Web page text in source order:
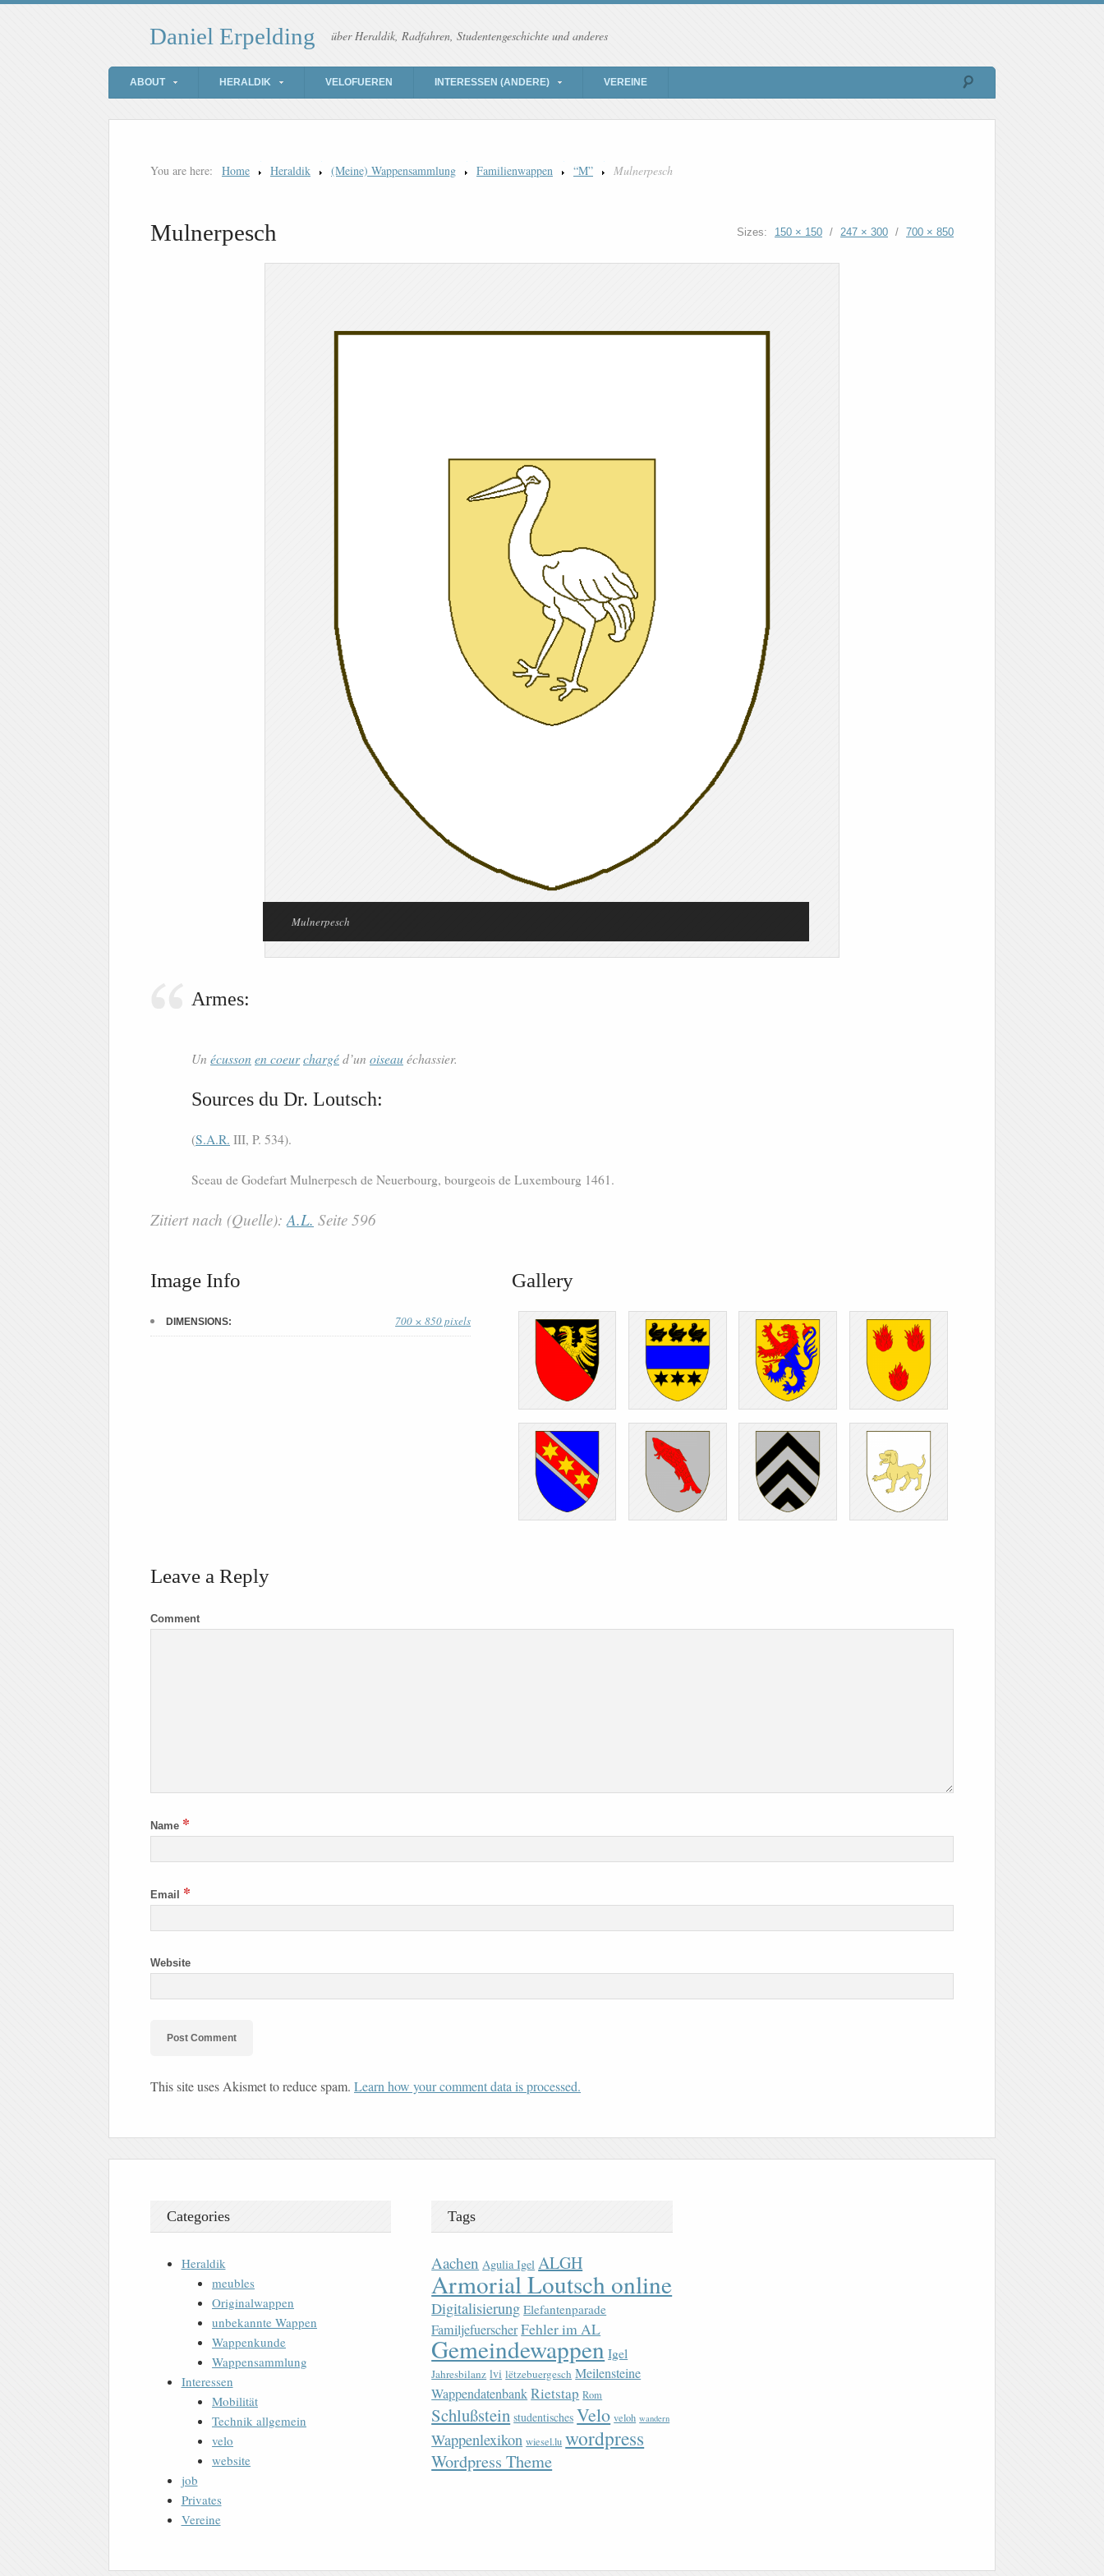
Daniel Erpelding über Heraldik, Radfahren, Studentengeschichte und anderes
ABOUT HERALDIK VELOFUEREN INTERESSEN (ANDERE) VEREINE
You are here: Home Heraldik (Meine) Wappensammlung Familienwappen “M” Mulnerpesch
Mulnerpesch Sizes: 150 × 150 / 247 × 300 / 700 × 850
Mulnerpesch
Armes:
Un écusson en coeurchargéd’un oiseau échassier.
Sources du Dr. Loutsch:
(S.A.R. III, P. 534).
Sceau de Godefart Mulnerpesch de Neuerbourg, bourgeois de Luxembourg 1461.
Zitiert nach (Quelle):A.L. Seite 596
Image Info
DIMENSIONS: 700 × 850 pixels
Gallery
Leave a Reply
Comment
Name *
Email *
Website
This site uses Akismet to reduce spam. Learn how your comment data is processed.
Categories
Heraldik
meubles
Originalwappen
unbekannte Wappen
Wappenkunde
Wappensammlung
Interessen
Mobilität
Technik allgemein
velo
website
job
Privates
Vereine
Tags
Aachen Agulia Igel ALGH
Armorial Loutsch online
Digitalisierung Elefantenparade
FamiljefuerscherFehler im AL
Gemeindewappen Igel
Jahresbilanz lvi lëtzebuergesch Meilensteine
WappendatenbankRietstap Rom
Schlußstein studentisches Velo veloh wandern
Wappenlexikon wiesel.lu wordpress
Wordpress Theme